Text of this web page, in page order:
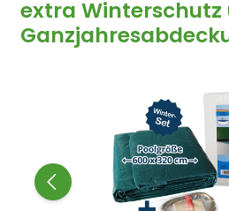
extra Winterschutz